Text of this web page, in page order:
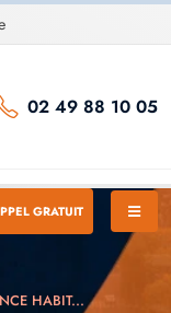
02 49 88 10 05
GRATUIT
HABIT...